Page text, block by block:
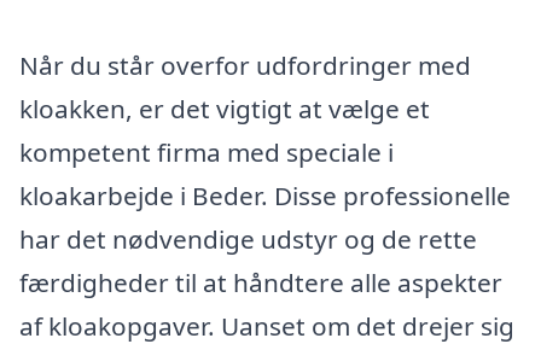
Når du står overfor udfordringer med
kloakken, er det vigtigt at vælge et
kompetent firma med speciale i
kloakarbejde i Beder. Disse professionelle
har det nødvendige udstyr og de rette
færdigheder til at håndtere alle aspekter
af kloakopgaver. Uanset om det drejer sig